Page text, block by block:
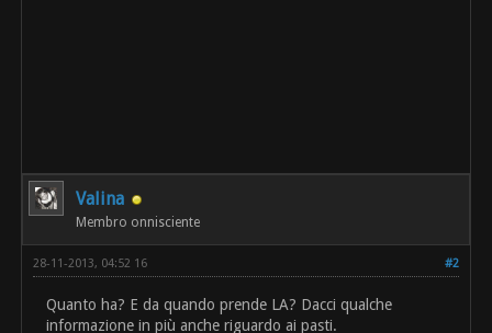
Valina
Membro onnisciente
#2
28-11-2013, 04:52 16
Quanto ha? E da quando prende LA? Dacci qualche
informazione in più anche riguardo ai pasti.